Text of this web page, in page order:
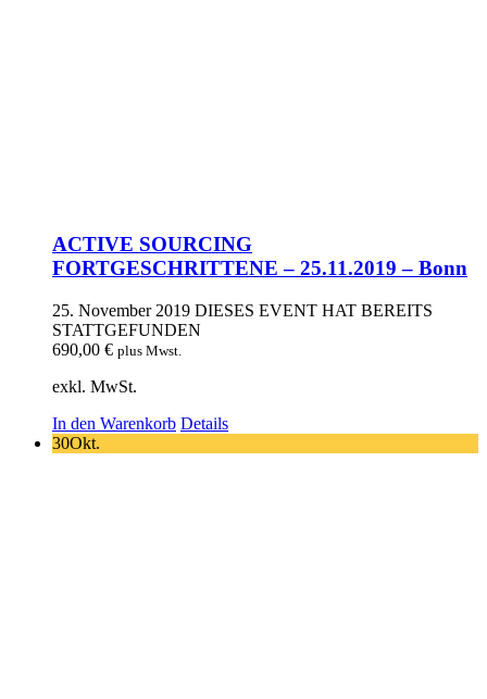
ACTIVE SOURCING
FORTGESCHRITTENE – 25.11.2019 – Bonn
25. November 2019 DIESES EVENT HAT BEREITS
STATTGEFUNDEN
690,00 € plus Mwst.
exkl. MwSt.
In den Warenkorb Details
30Okt.